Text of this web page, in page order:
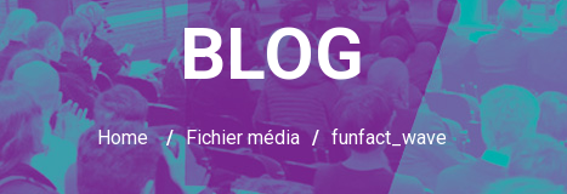
BLOG
Home / Fichier média / funfact_wave